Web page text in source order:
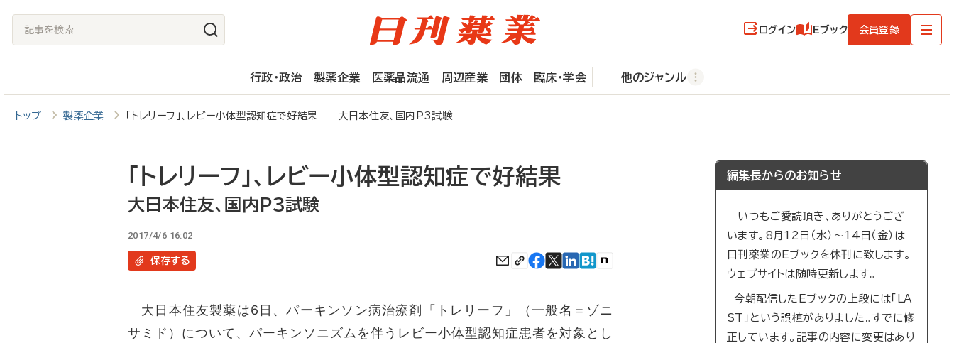
記
事
検
索
ログイン Eブック 会員登録
行政・政治 製薬企業 医薬品流通 周辺産業 団体 臨床・学会 他のジャンル
トップ 製薬企業 「トレリーフ」、レビー小体型認知症で好結果 大日本住友、国内P3試験
「トレリーフ」、レビー小体型認知症で好結果
大日本住友、国内P3試験
2017/4/6 16:02
保存する
大日本住友製薬は6日、パーキンソン病治療剤「トレリーフ」（一般名＝ゾニ
サミド）について、パーキンソニズムを伴うレビー小体型認知症患者を対象とし
編集長からのお知らせ
いつもご愛読頂き、ありがとうござ
います。8月12日（水）～14日（金）は
日刊薬業のEブックを休刊に致します。
ウェブサイトは随時更新します。
今朝配信したEブックの上段には「LA
ST」という誤植がありました。すでに修
正しています。記事の内容に変更はあり